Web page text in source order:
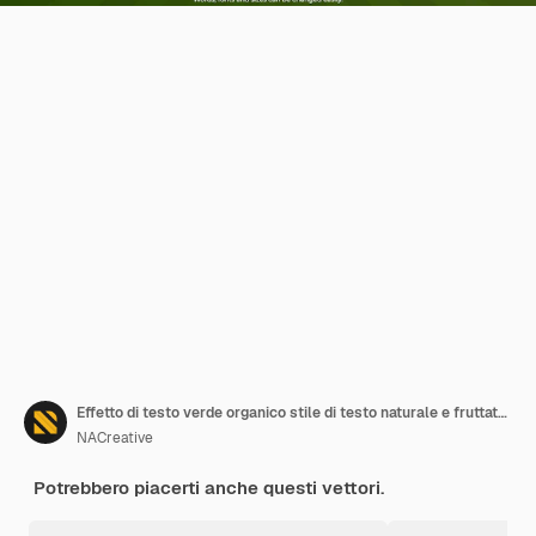
Effetto di testo verde organico stile di testo naturale e fruttato modificabile
NACreative
Potrebbero piacerti anche questi vettori.